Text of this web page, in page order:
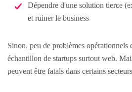
Dépendre d'une solution tierce
et ruiner le business
Sinon, peu de problèmes opérationnels
échantillon de startups surtout web.
peuvent être fatals dans certains